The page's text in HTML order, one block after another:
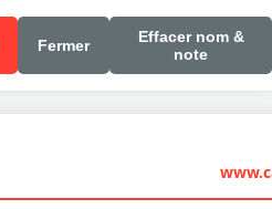
Fermer
Effacer nom &
note